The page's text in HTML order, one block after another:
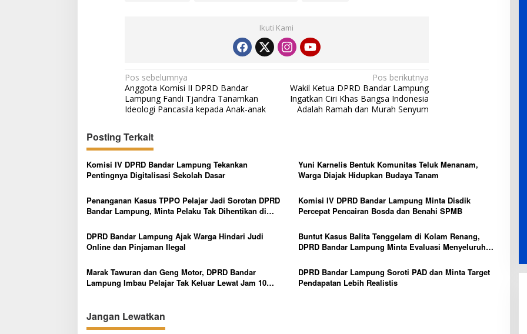
Ikuti Kami
N
a
v
i
g
a
s
i
p
o
s
Pos sebelumnya
Anggota Komisi II DPRD Bandar
Lampung Fandi Tjandra Tanamkan
Ideologi Pancasila kepada Anak-anak
Pos berikutnya
Wakil Ketua DPRD Bandar Lampung
Ingatkan Ciri Khas Bangsa Indonesia
Adalah Ramah dan Murah Senyum
Posting Terkait
Komisi IV DPRD Bandar Lampung Tekankan
Pentingnya Digitalisasi Sekolah Dasar
Yuni Karnelis Bentuk Komunitas Teluk Menanam,
Warga Diajak Hidupkan Budaya Tanam
Penanganan Kasus TPPO Pelajar Jadi Sorotan DPRD
Bandar Lampung, Minta Pelaku Tak Dihentikan di
Komisi IV DPRD Bandar Lampung Minta Disdik
Percepat Pencairan Bosda dan Benahi SPMB
DPRD Bandar Lampung Ajak Warga Hindari Judi
Online dan Pinjaman Ilegal
Buntut Kasus Balita Tenggelam di Kolam Renang,
DPRD Bandar Lampung Minta Evaluasi Menyeluruh
Marak Tawuran dan Geng Motor, DPRD Bandar
Lampung Imbau Pelajar Tak Keluar Lewat Jam 10
DPRD Bandar Lampung Soroti PAD dan Minta Target
Pendapatan Lebih Realistis
Jangan Lewatkan